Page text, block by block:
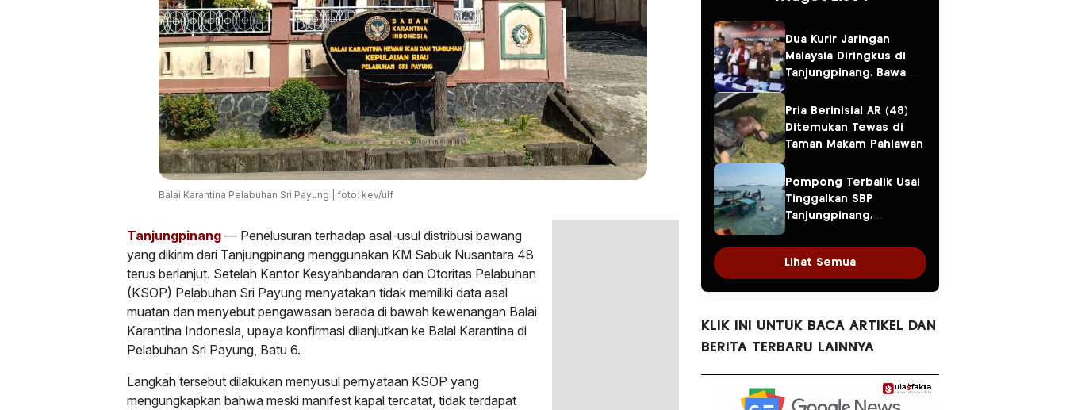
Balai Karantina Pelabuhan Sri Payung | foto: kev/ulf
Tanjungpinang — Penelusuran terhadap asal-usul distribusi bawang
yang dikirim dari Tanjungpinang menggunakan KM Sabuk Nusantara 48
terus berlanjut. Setelah Kantor Kesyahbandaran dan Otoritas Pelabuhan
(KSOP) Pelabuhan Sri Payung menyatakan tidak memiliki data asal
muatan dan menyebut pengawasan berada di bawah kewenangan Balai
Karantina Indonesia, upaya konfirmasi dilanjutkan ke Balai Karantina di
Pelabuhan Sri Payung, Batu 6.
Langkah tersebut dilakukan menyusul pernyataan KSOP yang
mengungkapkan bahwa meski manifest kapal tercatat, tidak terdapat
Dua Kurir Jaringan
Malaysia Diringkus di
Tanjungpinang, Bawa 3
Upah Rp50 Juta Gagal
Cair
Pria Berinisial AR (48)
Ditemukan Tewas di
Taman Makam Pahlawan
Pompong Terbalik Usai
Tinggalkan SBP
Tanjungpinang,
Evakuasi Tujuh
Penumpang
Lihat Semua
KLIK INI UNTUK BACA ARTIKEL DAN
BERITA TERBARU LAINNYA